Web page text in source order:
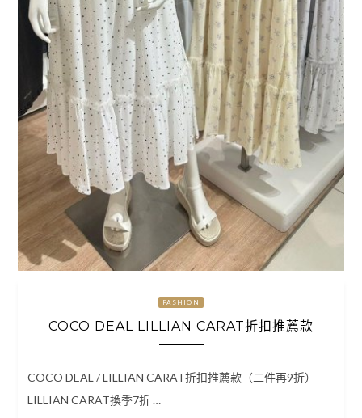
FASHION
COCO DEAL LILLIAN CARAT折扣推薦款
COCO DEAL / LILLIAN CARAT折扣推薦款（二件再9折）
LILLIAN CARAT換季7折 …